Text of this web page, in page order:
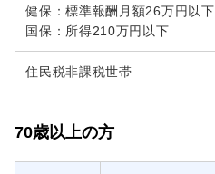
健保：標準報酬月額26万円以下
国保：所得210万円以下
住民税非課税世帯
70歳以上の方